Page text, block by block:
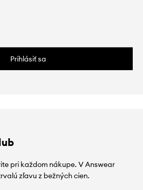
Prihlásiť sa
pri každom nákupe. V Answear
zľavu z bežných cien.